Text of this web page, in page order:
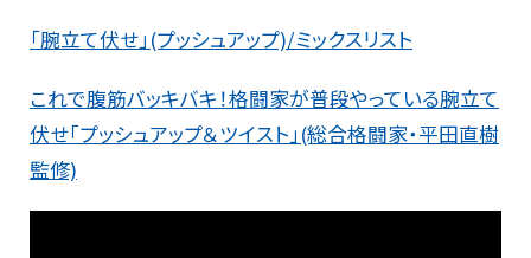
「腕立て伏せ」(プッシュアップ)/ミックスリスト
これで腹筋バッキバキ！格闘家が普段やっている腕立て
伏せ「プッシュアップ＆ツイスト」(総合格闘家・平田直樹
監修)